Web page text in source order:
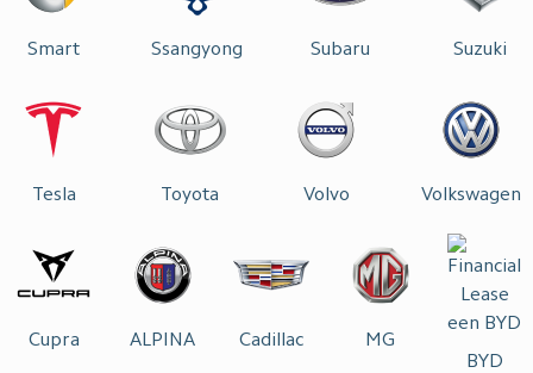
Smart Ssangyong Subaru Suzuki
Tesla Toyota Volvo Volkswagen
Cupra ALPINA Cadillac
MG
BYD